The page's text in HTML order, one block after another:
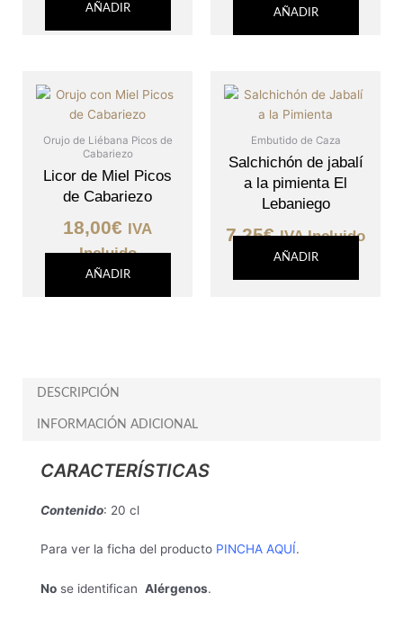
AÑADIR AÑADIR
Orujo de Liébana Picos de
Cabariezo
Licor de Miel Picos
de Cabariezo
18,00€ IVA
Incluido
AÑADIR
Embutido de Caza
Salchichón de jabalí
a la pimienta El
Lebaniego
7,25€ IVA Incluido
AÑADIR
DESCRIPCIÓN
INFORMACIÓN ADICIONAL
CARACTERÍSTICAS
Contenido: 20 cl
Para ver la ficha del producto PINCHA AQUÍ.
No se identifican Alérgenos.